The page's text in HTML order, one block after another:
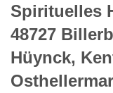
Spirituelles
48727
Hüynck,